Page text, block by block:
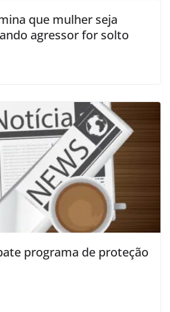
que mulher seja
agressor for solto
programa de proteção